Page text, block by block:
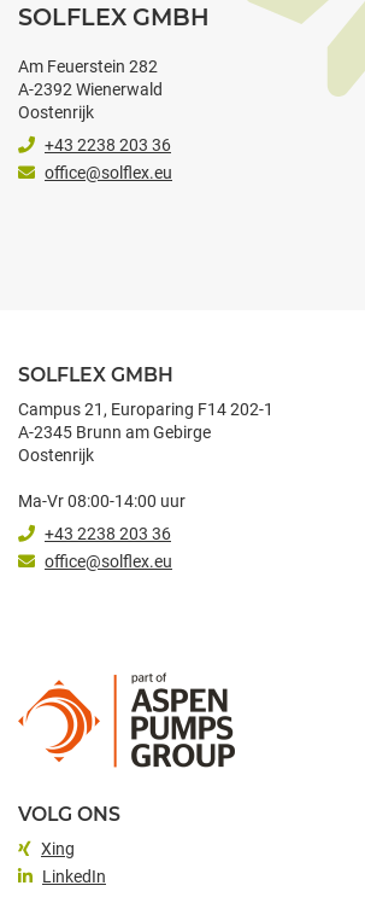
SOLFLEX GMBH
Am Feuerstein 282
A-2392 Wienerwald
Oostenrijk
+43 2238 203 36
office@solflex.eu
SOLFLEX GMBH
Campus 21, Europaring F14 202-1
A-2345 Brunn am Gebirge
Oostenrijk
Ma-Vr 08:00-14:00 uur
+43 2238 203 36
office@solflex.eu
VOLG ONS
Xing
LinkedIn